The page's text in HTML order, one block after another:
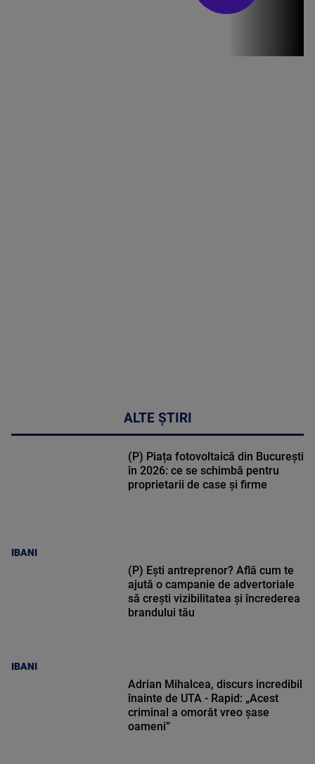
ALTE ȘTIRI
IBANI
(P) Piața fotovoltaică din București
în 2026: ce se schimbă pentru
proprietarii de case și firme
IBANI
(P) Ești antreprenor? Află cum te
ajută o campanie de advertoriale
să crești vizibilitatea și încrederea
brandului tău
Adrian Mihalcea, discurs incredibil
înainte de UTA - Rapid: „Acest
criminal a omorât vreo șase
oameni”